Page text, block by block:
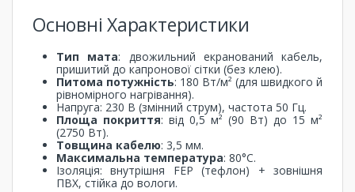
Основні Характеристики
Тип мата: двожильний екранований кабель,
пришитий до капронової сітки (без клею).
Питома потужність: 180 Вт/м² (для швидкого й
рівномірного нагрівання).
Напруга: 230 В (змінний струм), частота 50 Гц.
Площа покриття: від 0,5 м² (90 Вт) до 15 м²
(2750 Вт).
Товщина кабелю: 3,5 мм.
Максимальна температура: 80°C.
Ізоляція: внутрішня FEP (тефлон) + зовнішня
ПВХ, стійка до вологи.